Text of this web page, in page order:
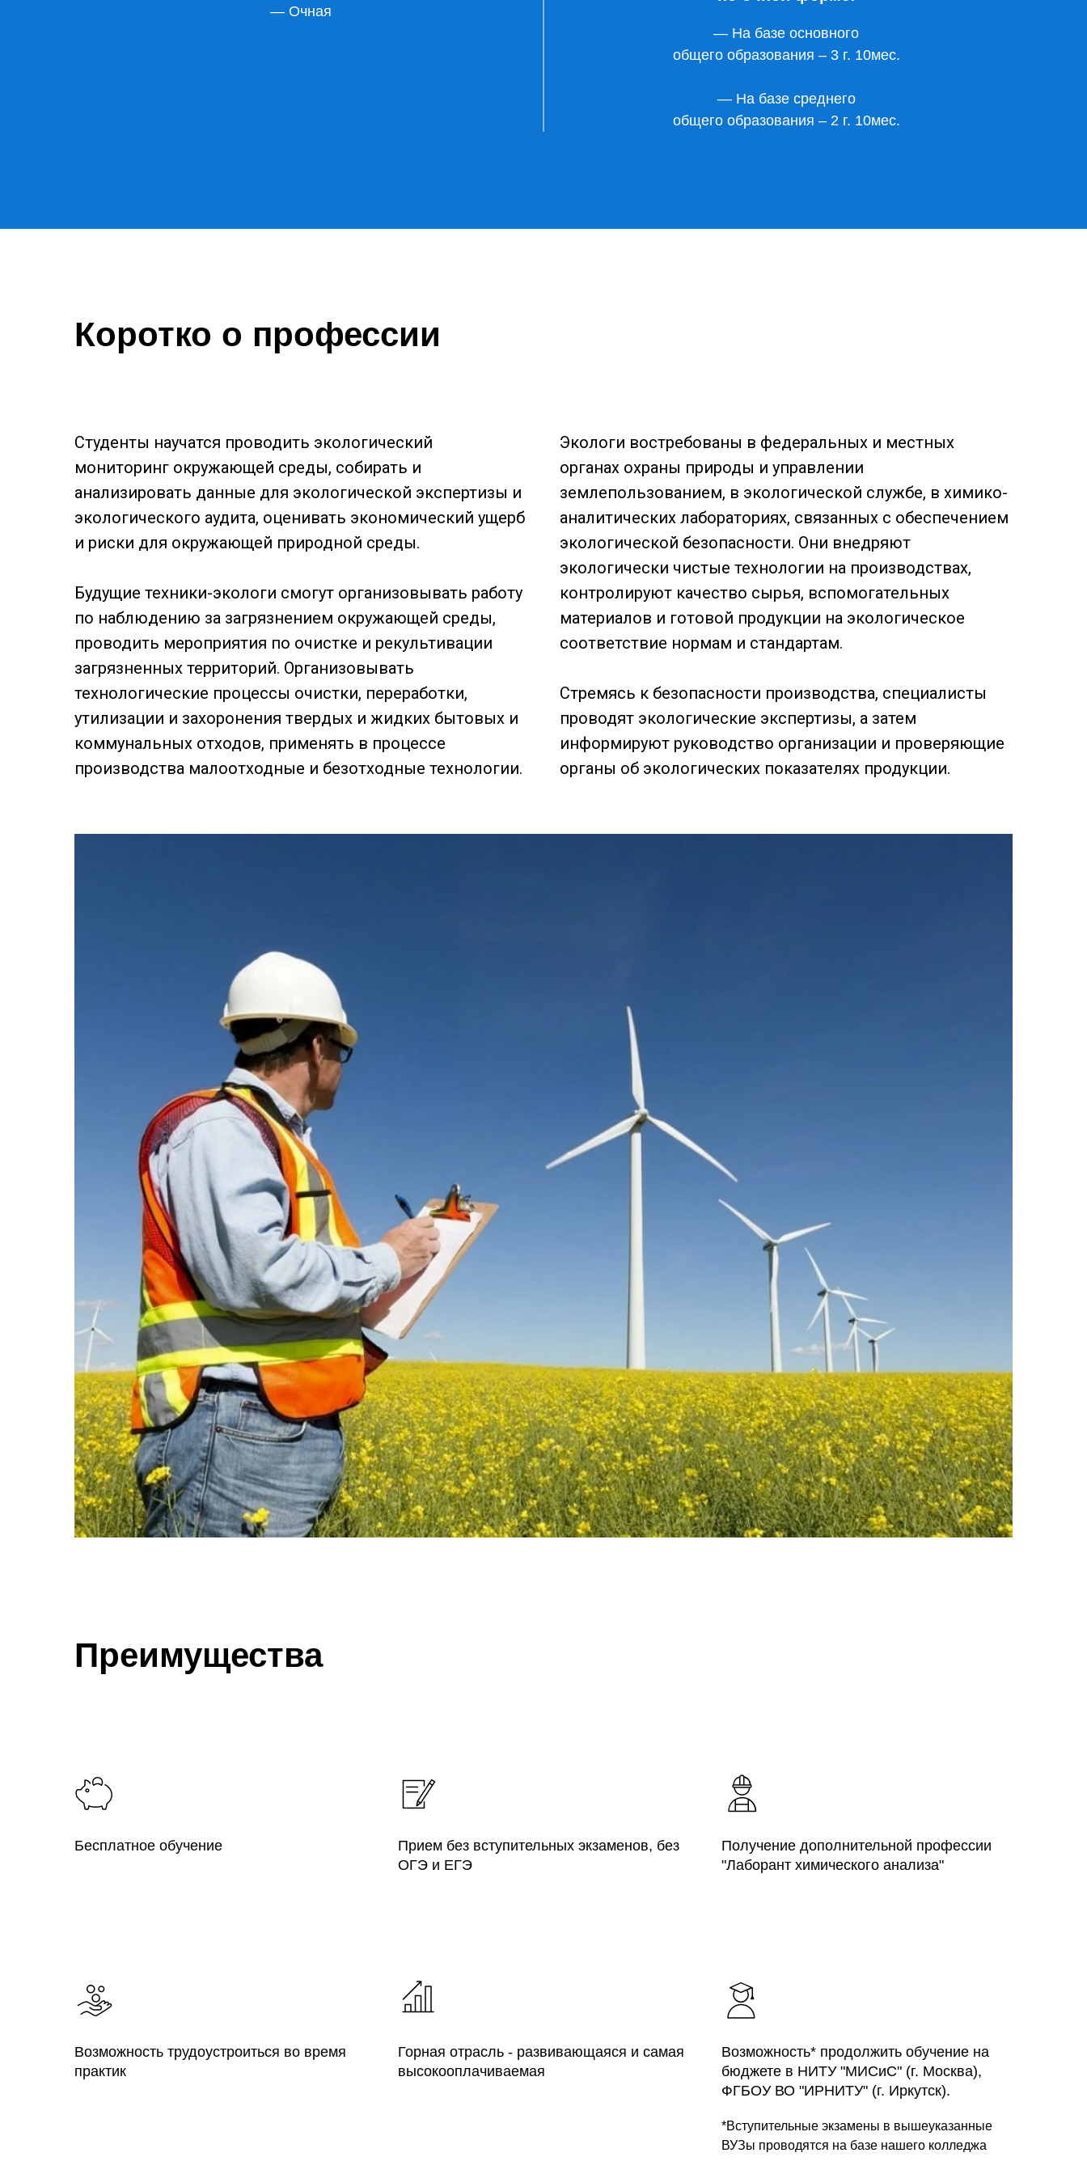
— Очная
— На базе основного
общего образования – 3 г. 10мес.
— На базе среднего
общего образования – 2 г. 10мес.
Коротко о профессии
Студенты научатся проводить экологический
мониторинг окружающей среды, собирать и
анализировать данные для экологической экспертизы и
экологического аудита, оценивать экономический ущерб
и риски для окружающей природной среды.
Будущие техники-экологи смогут организовывать работу
по наблюдению за загрязнением окружающей среды,
проводить мероприятия по очистке и рекультивации
загрязненных территорий. Организовывать
технологические процессы очистки, переработки,
утилизации и захоронения твердых и жидких бытовых и
коммунальных отходов, применять в процессе
производства малоотходные и безотходные технологии.
Экологи востребованы в федеральных и местных
органах охраны природы и управлении
землепользованием, в экологической службе, в химико-
аналитических лабораториях, связанных с обеспечением
экологической безопасности. Они внедряют
экологически чистые технологии на производствах,
контролируют качество сырья, вспомогательных
материалов и готовой продукции на экологическое
соответствие нормам и стандартам.
Стремясь к безопасности производства, специалисты
проводят экологические экспертизы, а затем
информируют руководство организации и проверяющие
органы об экологических показателях продукции.
Преимущества
Бесплатное обучение
Прием без вступительных экзаменов, без
ОГЭ и ЕГЭ
Получение дополнительной профессии
"Лаборант химического анализа"
Возможность трудоустроиться во время
практик
Горная отрасль - развивающаяся и самая
высокооплачиваемая
Возможность* продолжить обучение на
бюджете в НИТУ "МИСиС" (г. Москва),
ФГБОУ ВО "ИРНИТУ" (г. Иркутск).
*Вступительные экзамены в вышеуказанные
ВУЗы проводятся на базе нашего колледжа